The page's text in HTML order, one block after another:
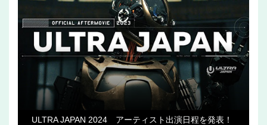
ULTRA JAPAN 2024 アーティスト出演日程を発表！